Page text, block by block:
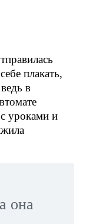
плакать,
в
уроками и
она